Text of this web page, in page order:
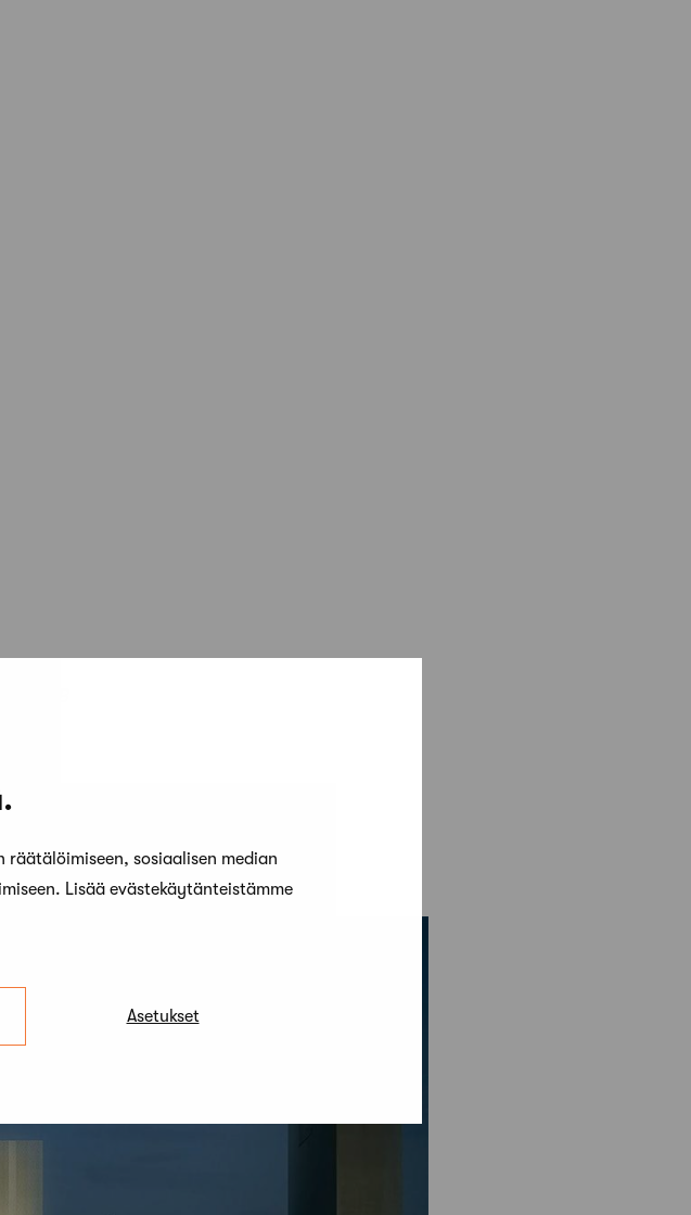
sosiaalisen median
Lisää evästekäytänteistämme
Asetukset
AB